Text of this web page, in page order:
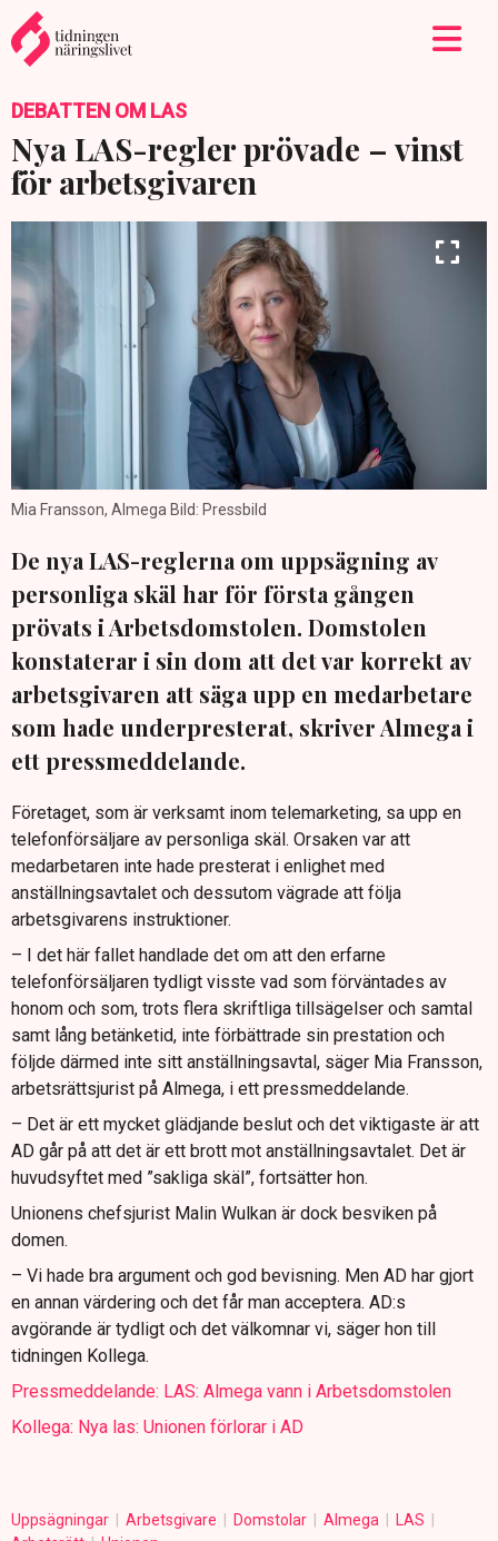
DEBATTEN OM LAS
Nya LAS-regler prövade – vinst
för arbetsgivaren
Mia Fransson, Almega Bild: Pressbild
De nya LAS-reglerna om uppsägning av
personliga skäl har för första gången
prövats i Arbetsdomstolen. Domstolen
konstaterar i sin dom att det var korrekt av
arbetsgivaren att säga upp en medarbetare
som hade underpresterat, skriver Almega i
ett pressmeddelande.
Företaget, som är verksamt inom telemarketing, sa upp en
telefonförsäljare av personliga skäl. Orsaken var att
medarbetaren inte hade presterat i enlighet med
anställningsavtalet och dessutom vägrade att följa
arbetsgivarens instruktioner.
– I det här fallet handlade det om att den erfarne
telefonförsäljaren tydligt visste vad som förväntades av
honom och som, trots flera skriftliga tillsägelser och samtal
samt lång betänketid, inte förbättrade sin prestation och
följde därmed inte sitt anställningsavtal, säger Mia Fransson,
arbetsrättsjurist på Almega, i ett pressmeddelande.
– Det är ett mycket glädjande beslut och det viktigaste är att
AD går på att det är ett brott mot anställningsavtalet. Det är
huvudsyftet med ”sakliga skäl”, fortsätter hon.
Unionens chefsjurist Malin Wulkan är dock besviken på
domen.
– Vi hade bra argument och god bevisning. Men AD har gjort
en annan värdering och det får man acceptera. AD:s
avgörande är tydligt och det välkomnar vi, säger hon till
tidningen Kollega.
Pressmeddelande: LAS: Almega vann i Arbetsdomstolen
Kollega: Nya las: Unionen förlorar i AD
Uppsägningar Arbetsgivare Domstolar Almega
LAS